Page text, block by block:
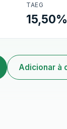
TAEG
15,50%
Adicionar à